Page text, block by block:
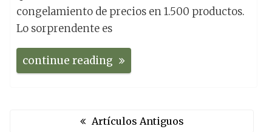
congelamiento de precios en 1.500 productos.
Lo sorprendente es
continue reading
Artículos Antiguos